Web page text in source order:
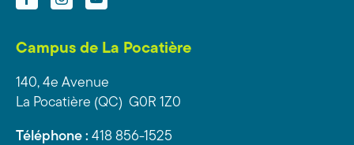
Campus de La Pocatière
140, 4e Avenue
La Pocatière (QC) G0R 1Z0
Téléphone : 418 856-1525